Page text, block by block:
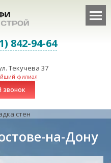
842-94-64
Текучева 37
филиал
звонок
стен
на-Дону